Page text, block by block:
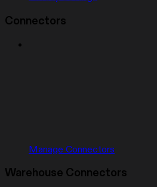
Connectors
Manage Connectors
Warehouse Connectors